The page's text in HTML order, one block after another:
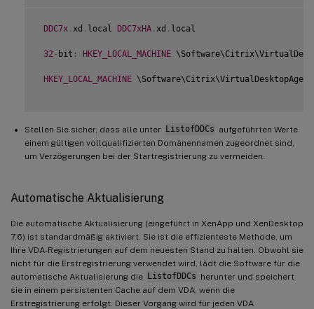
DDC7x . xd . local DDC7xHA . xd . local
32 - bit : HKEY_LOCAL_MACHINE
HKEY_LOCAL_MACHINE
Stellen Sie sicher, dass alle unter ListofDDCs aufgeführten Werte
einem gültigen vollqualifizierten Domänennamen zugeordnet sind,
um Verzögerungen bei der Startregistrierung zu vermeiden.
Automatische Aktualisierung
Die automatische Aktualisierung (eingeführt in XenApp und XenDesktop
7.6) ist standardmäßig aktiviert. Sie ist die effizienteste Methode, um
Ihre VDA-Registrierungen auf dem neuesten Stand zu halten. Obwohl sie
nicht für die Erstregistrierung verwendet wird, lädt die Software für die
automatische Aktualisierung die ListofDDCs herunter und speichert
sie in einem persistenten Cache auf dem VDA, wenn die
Erstregistrierung erfolgt. Dieser Vorgang wird für jeden VDA